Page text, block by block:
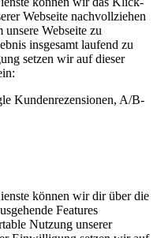
Webseite nachvollziehen
Webseite zu
insgesamt laufend zu
setzen wir auf dieser
Kundenrezensionen, A/B-
können wir dir über die
Features
Nutzung unserer